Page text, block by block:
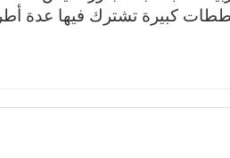
مخططات كبيرة تشترك فيها عدة